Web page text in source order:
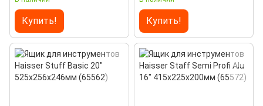
Купить! Купить!